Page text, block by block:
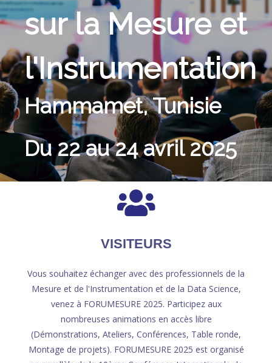
sur la Mesure et
l'Instrumentation
Hammamet, Tunisie
Du 22 au 24 avril 2025
VISITEURS
Vous souhaitez échanger avec des professionnels de la
Mesure et de l'Instrumentation et de la Data Science,
venez à FORUMESURE 2025. Participez aux
nombreuses animations en accès libre
(Démonstrations, Ateliers, Conférences, Table ronde,
Montage de projets). FORUMESURE 2025 est organisé